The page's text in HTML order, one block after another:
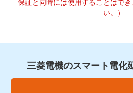
保証と同時には使用することはで
い。）
三菱電機のスマート電化